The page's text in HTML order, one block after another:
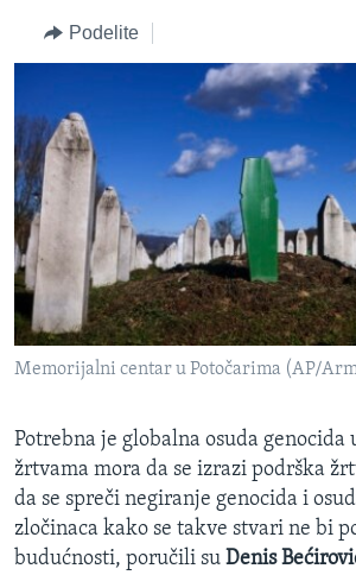
pretraguEKONOMIJA
NAUKA I TEHNOLOGIJA
MEDICINA
KULTURA
DRUŠTVO
SPORT
INTERVJU
PRATITE NAS
Jezici
Podelite
Memorijalni centar u Potočarima (AP/
Potrebna je globalna osuda genocida
žrtvama mora da se izrazi podrška
da se spreči negiranje genocida i
zločinaca kako se takve stvari ne bi
budućnosti, poručili su Denis